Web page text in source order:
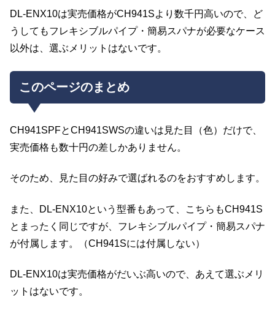
DL-ENX10は実売価格がCH941Sより数千円高いので、ど
うしてもフレキシブルパイプ・簡易スパナが必要なケース
以外は、選ぶメリットはないです。
このページのまとめ
CH941SPFとCH941SWSの違いは見た目（色）だけで、
実売価格も数十円の差しかありません。
そのため、見た目の好みで選ばれるのをおすすめします。
また、DL-ENX10という型番もあって、こちらもCH941S
とまったく同じですが、フレキシブルパイプ・簡易スパナ
が付属します。（CH941Sには付属しない）
DL-ENX10は実売価格がだいぶ高いので、あえて選ぶメリ
ットはないです。